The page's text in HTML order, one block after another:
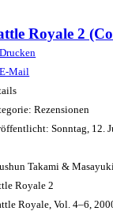
Royale 2
Rezensionen
Sonntag, 12.
Takami &
Royale 2
Royale, Vol. 4–6,